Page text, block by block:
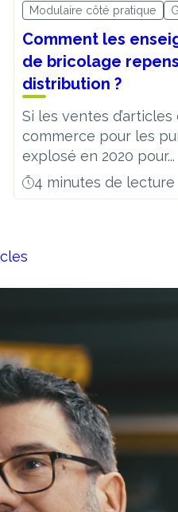
Modulaire côté pratique
Comment les
de bricolage
distribution ?
Si les ventes
commerce pour les
explosé en 2020 pour...
4 minutes de lecture